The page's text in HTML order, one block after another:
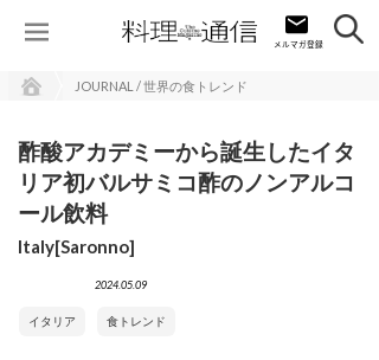
JOURNAL / 世界の食トレンド
酢酸アカデミーから誕生したイタ
リア初バルサミコ酢のノンアルコ
ール飲料
Italy[Saronno]
2024.05.09
イタリア 食トレンド